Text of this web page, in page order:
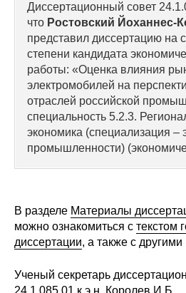
Отчетность
Противодействие
Материалы для СМИ
Публикации
Научная жизнь
Проблемы
О журнале
Номера журналов
Диссертационный совет
что Ростовский Йоханнес-
представил диссертацию на
степени кандидата
работы: «Оценка влияния
электромобилей на
отраслей российской
специальность 5.2.3.
экономика (специализация –
промышленности)
В разделе Материалы
можно ознакомиться с текстом
диссертации, а также с
Ученый секретарь
24.1.085.01 к.э.н. Королев И.Б.